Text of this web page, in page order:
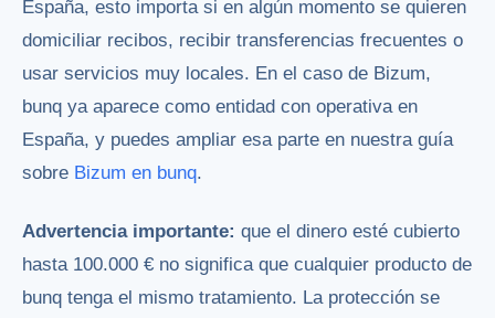
España, esto importa si en algún momento se quieren
domiciliar recibos, recibir transferencias frecuentes o
usar servicios muy locales. En el caso de Bizum,
bunq ya aparece como entidad con operativa en
España, y puedes ampliar esa parte en nuestra guía
sobre Bizum en bunq.
Advertencia importante: que el dinero esté cubierto
hasta 100.000 € no significa que cualquier producto de
bunq tenga el mismo tratamiento. La protección se